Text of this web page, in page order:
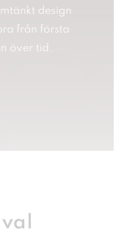
design
från första
över tid.